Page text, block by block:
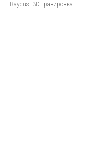
Raycus, 3D гравировка